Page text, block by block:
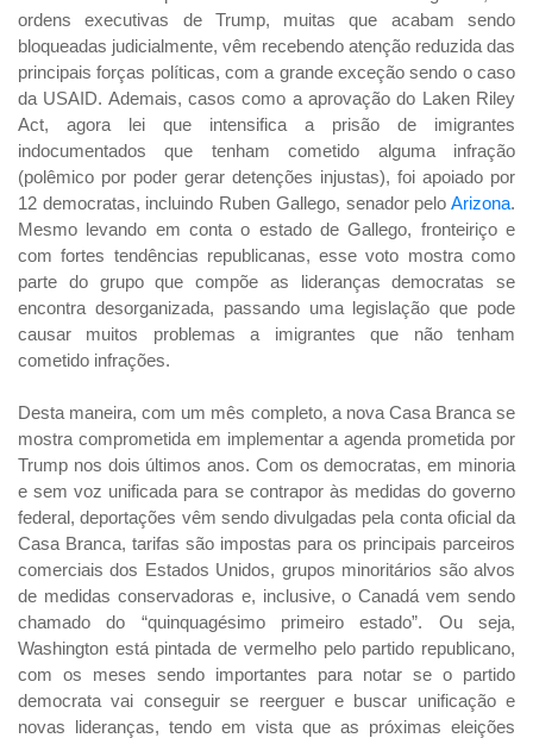
ordens executivas de Trump, muitas que acabam sendo
bloqueadas judicialmente, vêm recebendo atenção reduzida das
principais forças políticas, com a grande exceção sendo o caso
da USAID. Ademais, casos como a aprovação do Laken Riley
Act, agora lei que intensifica a prisão de imigrantes
indocumentados que tenham cometido alguma infração
(polêmico por poder gerar detenções injustas), foi apoiado por
12 democratas, incluindo Ruben Gallego, senador pelo Arizona.
Mesmo levando em conta o estado de Gallego, fronteiriço e
com fortes tendências republicanas, esse voto mostra como
parte do grupo que compõe as lideranças democratas se
encontra desorganizada, passando uma legislação que pode
causar muitos problemas a imigrantes que não tenham
cometido infrações.
Desta maneira, com um mês completo, a nova Casa Branca se
mostra comprometida em implementar a agenda prometida por
Trump nos dois últimos anos. Com os democratas, em minoria
e sem voz unificada para se contrapor às medidas do governo
federal, deportações vêm sendo divulgadas pela conta oficial da
Casa Branca, tarifas são impostas para os principais parceiros
comerciais dos Estados Unidos, grupos minoritários são alvos
de medidas conservadoras e, inclusive, o Canadá vem sendo
chamado do “quinquagésimo primeiro estado”. Ou seja,
Washington está pintada de vermelho pelo partido republicano,
com os meses sendo importantes para notar se o partido
democrata vai conseguir se reerguer e buscar unificação e
novas lideranças, tendo em vista que as próximas eleições